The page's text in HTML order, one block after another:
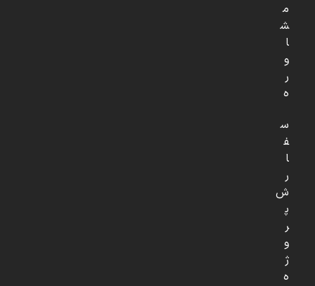
م
ش
ا
و
ر
ه
س
ف
ا
ر
ش
پ
ر
و
ژ
ه